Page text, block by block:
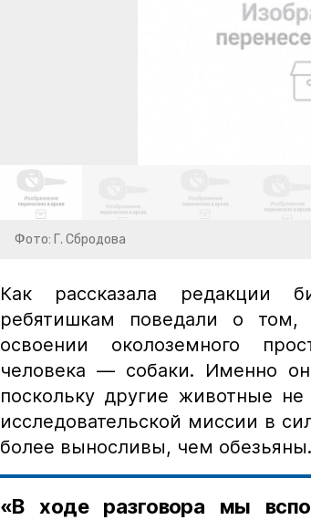
Фото: Г. Сбродова
Как рассказала редакции
ребятишкам поведали о
освоении околоземного
человека — собаки. Именно
поскольку другие животные
исследовательской миссии в
более выносливы, чем обезьяны.
«В ходе разговора мы